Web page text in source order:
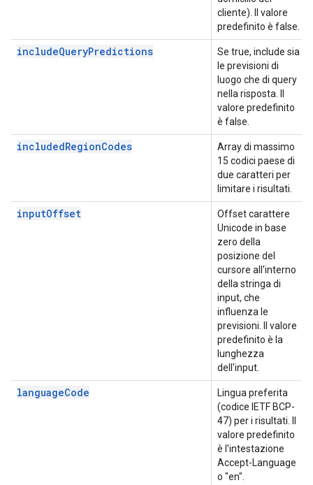
cliente). Il valore
predefinito è false.
includeQueryPredictions
Se true, include sia
le previsioni di
luogo che di query
nella risposta. Il
valore predefinito
è false.
includedRegionCodes
Array di massimo
15 codici paese di
due caratteri per
limitare i risultati.
inputOffset
Offset carattere
Unicode in base
zero della
posizione del
cursore all'interno
della stringa di
input, che
influenza le
previsioni. Il valore
predefinito è la
lunghezza
dell'input.
languageCode
Lingua preferita
(codice IETF BCP-
47) per i risultati. Il
valore predefinito
è l'intestazione
Accept-Language
o "en".